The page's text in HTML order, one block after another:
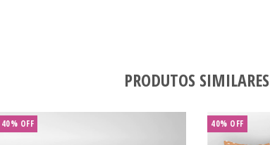
PRODUTOS SIMILARES
40% OFF 40% OFF